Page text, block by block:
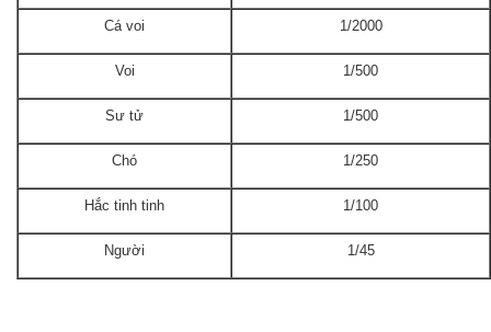
Cá voi 1/2000
Voi 1/500
Sư tử 1/500
Chó 1/250
Hắc tinh tinh 1/100
Người 1/45